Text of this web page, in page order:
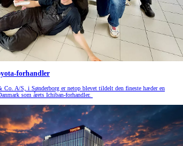
forhandler
A/S, i Sønderborg er netop blevet tildelt den fineste hæder en
som årets Ichiban-forhandler.